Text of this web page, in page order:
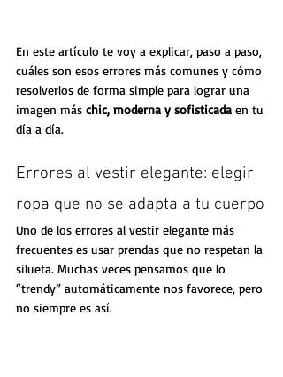
En este artículo te voy a explicar, paso a paso,
cuáles son esos errores más comunes y cómo
resolverlos de forma simple para lograr una
imagen más chic, moderna y sofisticada en tu
día a día.
Errores al vestir elegante: elegir
ropa que no se adapta a tu cuerpo
Uno de los errores al vestir elegante más
frecuentes es usar prendas que no respetan la
silueta. Muchas veces pensamos que lo
“trendy” automáticamente nos favorece, pero
no siempre es así.